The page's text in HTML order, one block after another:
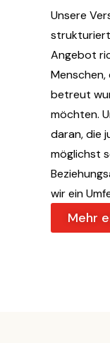
Unsere
Angebot
betreut
möchten.
daran, die
möglichst
wir ein
Mehr